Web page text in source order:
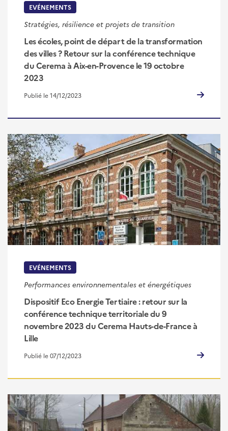
EVÉNEMENTS
Stratégies, résilience et projets de transition
Les écoles, point de départ de la transformation
des villes ? Retour sur la conférence technique
du Cerema à Aix-en-Provence le 19 octobre
2023
Publié le 14/12/2023
EVÉNEMENTS
Performances environnementales et énergétiques
Dispositif Eco Energie Tertiaire : retour sur la
conférence technique territoriale du 9
novembre 2023 du Cerema Hauts-de-France à
Lille
Publié le 07/12/2023